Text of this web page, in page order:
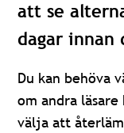
att se
dagar
Du kan behöva
om andra
välja att